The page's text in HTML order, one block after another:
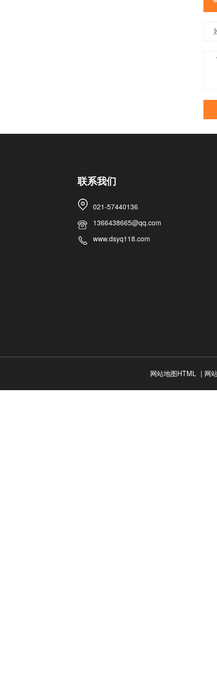
联系我们
021-57440136
1366438665@qq.com
www.dsyq118.com
网站地图HTML | 网